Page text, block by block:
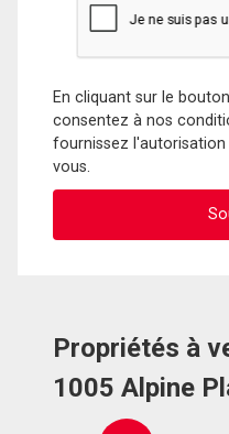
En cliquant sur le
consentez à nos
fournissez
vous.
Propriétés à
1005 Alpine